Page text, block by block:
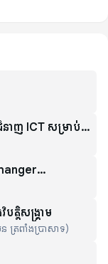
ជំនាញ ICT សម្រាប់
តិសង្គ្រាម
រពាំងប្រាសាទ)